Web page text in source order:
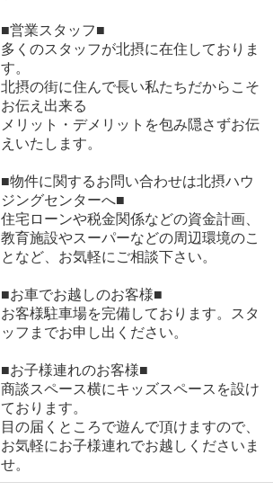
■営業スタッフ■
多くのスタッフが北摂に在住しておりま
す。
北摂の街に住んで長い私たちだからこそ
お伝え出来る
メリット・デメリットを包み隠さずお伝
えいたします。
■物件に関するお問い合わせは北摂ハウ
ジングセンターへ■
住宅ローンや税金関係などの資金計画、
教育施設やスーパーなどの周辺環境のこ
となど、お気軽にご相談下さい。
■お車でお越しのお客様■
お客様駐車場を完備しております。スタ
ッフまでお申し出ください。
■お子様連れのお客様■
商談スペース横にキッズスペースを設け
ております。
目の届くところで遊んで頂けますので、
お気軽にお子様連れでお越しくださいま
せ。